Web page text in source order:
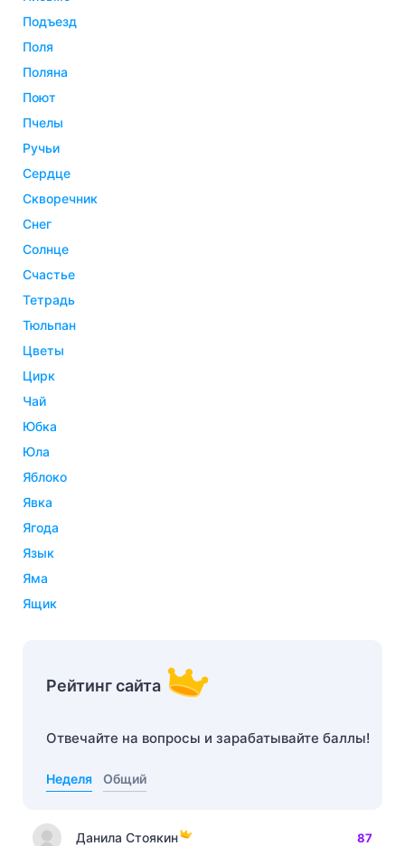
подъезд
поля
поляна
поют
пчелы
ручьи
сердце
скворечник
снег
солнце
счастье
тетрадь
тюльпан
цветы
цирк
чай
юбка
юла
яблоко
явка
ягода
язык
яма
ящик
Рейтинг сайта
Отвечайте на вопросы и зарабатывайте баллы!
Неделя Общий
Данила Стоякин 87